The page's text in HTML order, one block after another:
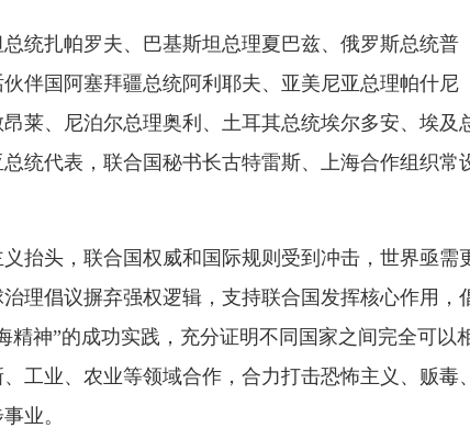
统扎帕罗夫、巴基斯坦总理夏巴兹、俄罗斯总统普
伴国阿塞拜疆总统阿利耶夫、亚美尼亚总理帕什尼
莱、尼泊尔总理奥利、土耳其总统埃尔多安、埃及
统代表，联合国秘书长古特雷斯、上海合作组织常
抬头，联合国权威和国际规则受到冲击，世界亟需
理倡议摒弃强权逻辑，支持联合国发挥核心作用，
神”的成功实践，充分证明不同国家之间完全可以
工业、农业等领域合作，合力打击恐怖主义、贩毒
业。